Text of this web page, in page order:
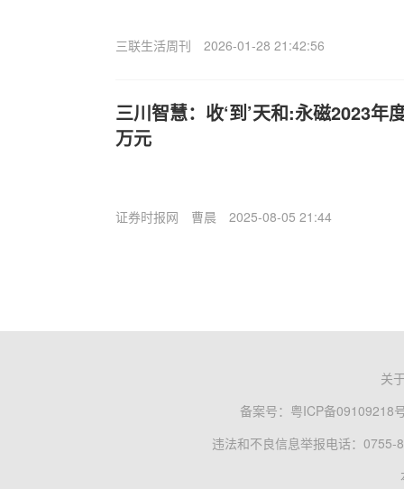
三联生活周刊 2026-01-28 21:42:56
三川智慧：收‘到’天和:永磁2023年
万元
证券时报网 曹晨 2025-08-05 21:44
关
备案号： 粤ICP备09109218
违法和不良信息举报电话：0755-